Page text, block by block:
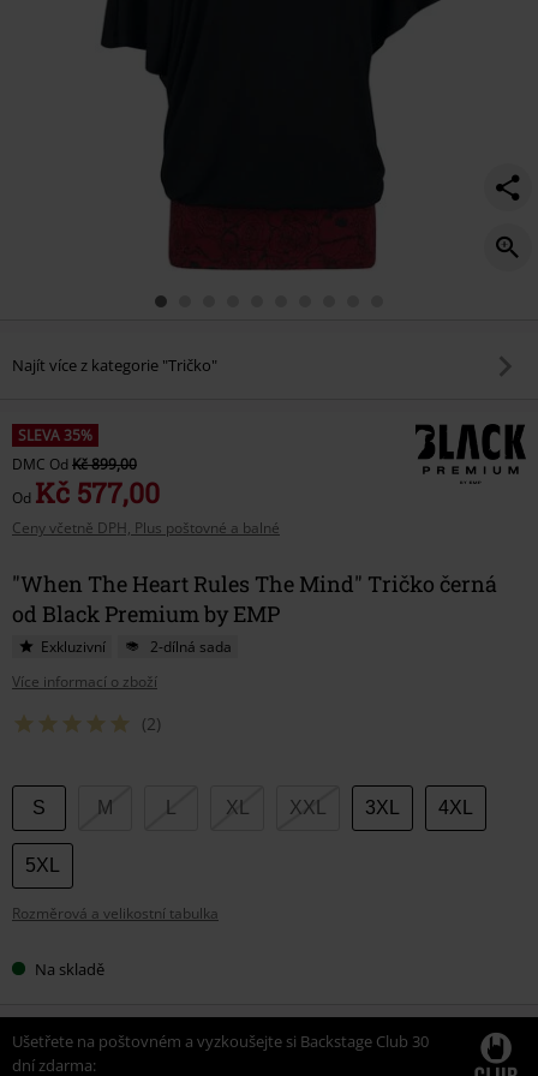
Najít více z kategorie "Tričko"
SLEVA 35%
DMC Od Kč 899,00
Od Kč 577,00
Ceny včetně DPH, Plus poštovné a balné
"When The Heart Rules The Mind" Tričko černá
od Black Premium by EMP
Exkluzivní
2-dílná sada
Více informací o zboží
(2)
Vyberte
si
velikost
S M XL XXL 3XL 4XL
5XL
Rozměrová a velikostní tabulka
Na skladě
Ušetřete na poštovném a vyzkoušejte si Backstage Club 30
dní zdarma: